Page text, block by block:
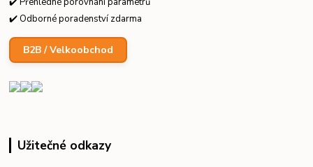
✔️ Odborné poradenství zdarma
B2B / Velkoobchod
Užitečné odkazy